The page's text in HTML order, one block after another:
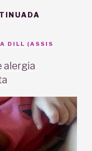
DILL (ASSIS
alergia